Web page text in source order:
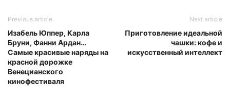
Previous article
Изабель Юппер, Карла
Бруни, Фанни Ардан…
Самые красивые наряды на
красной дорожке
Венецианского
кинофестиваля
Next article
Приготовление идеальной
чашки: кофе и
искусственный интеллект